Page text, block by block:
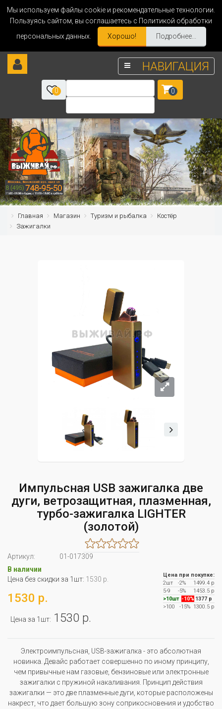
Мы используем файлы cookie и рекомендательные технологии.
Пользуясь сайтом, вы соглашаетесь с Политикой обработки
персональных данных.
Хорошо! Подробнее...
НАВИГАЦИЯ
0 0
Главная Магазин Туризм и рыбалка
Костёр
Зажигалки
Импульсная USB зажигалка две
дуги, ветрозащитная, плазменная,
турбо-зажигалка LIGHTER
(золотой)
Артикул:
01-017309
В наличии
Цена без скидки за 1шт: 1530 р.
1530 р.
Цена за 1шт: 1530 р.
Цена при покупке:
2шт
-2%
1499.4 р
5-9
-5%
1453.5 р
>10шт -10% 1377 р
>100
-15% 1300.5 р
Электроимпульсная, USB-зажигалка - это абсолютная
новинка. Девайс работает совершенно по иному принципу,
чем привычные нам газовые, бензиновые или электронные
зажигалки с пружиной накаливания. Принцип действия
зажигалки — это две плазменные дуги, которые расположены
накрест, что дает большую зону соприкосновения и удобство